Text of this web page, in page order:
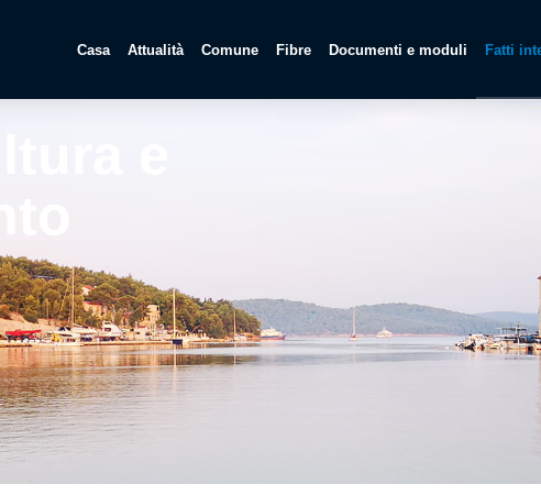
Casa Attualità Comune Fibre Documenti e moduli Fatti
e